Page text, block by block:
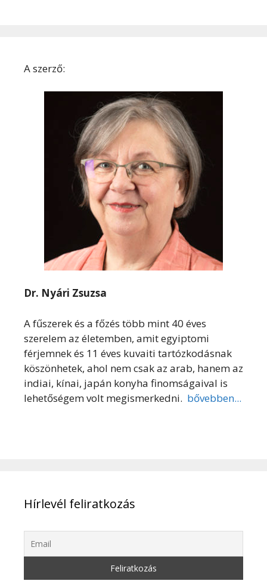
A szerző:
Dr. Nyári Zsuzsa
A fűszerek és a főzés több mint 40 éves
szerelem az életemben, amit egyiptomi
férjemnek és 11 éves kuvaiti tartózkodásnak
köszönhetek, ahol nem csak az arab, hanem az
indiai, kínai, japán konyha finomságaival is
lehetőségem volt megismerkedni. bővebben...
Hírlevél feliratkozás